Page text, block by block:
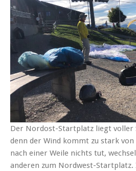
Der Nordost-Startplatz liegt voller
denn der Wind kommt zu stark von
nach einer Weile nichts tut,
anderen zum Nordwest-